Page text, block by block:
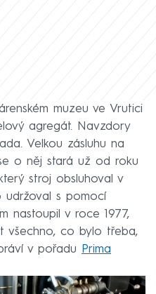
muzeu ve Vrutici
agregát. Navzdory
Velkou zásluhu na
o něj stará už od roku
stroj obsluhoval v
udržoval s pomocí
nastoupil v roce 1977,
všechno, co bylo třeba,
v pořadu
Prima